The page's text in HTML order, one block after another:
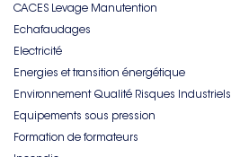
CACES Levage Manutention
Echafaudages
Electricité
Energies et transition énergétique
Environnement Qualité Risques Industriels
Equipements sous pression
Formation de formateurs